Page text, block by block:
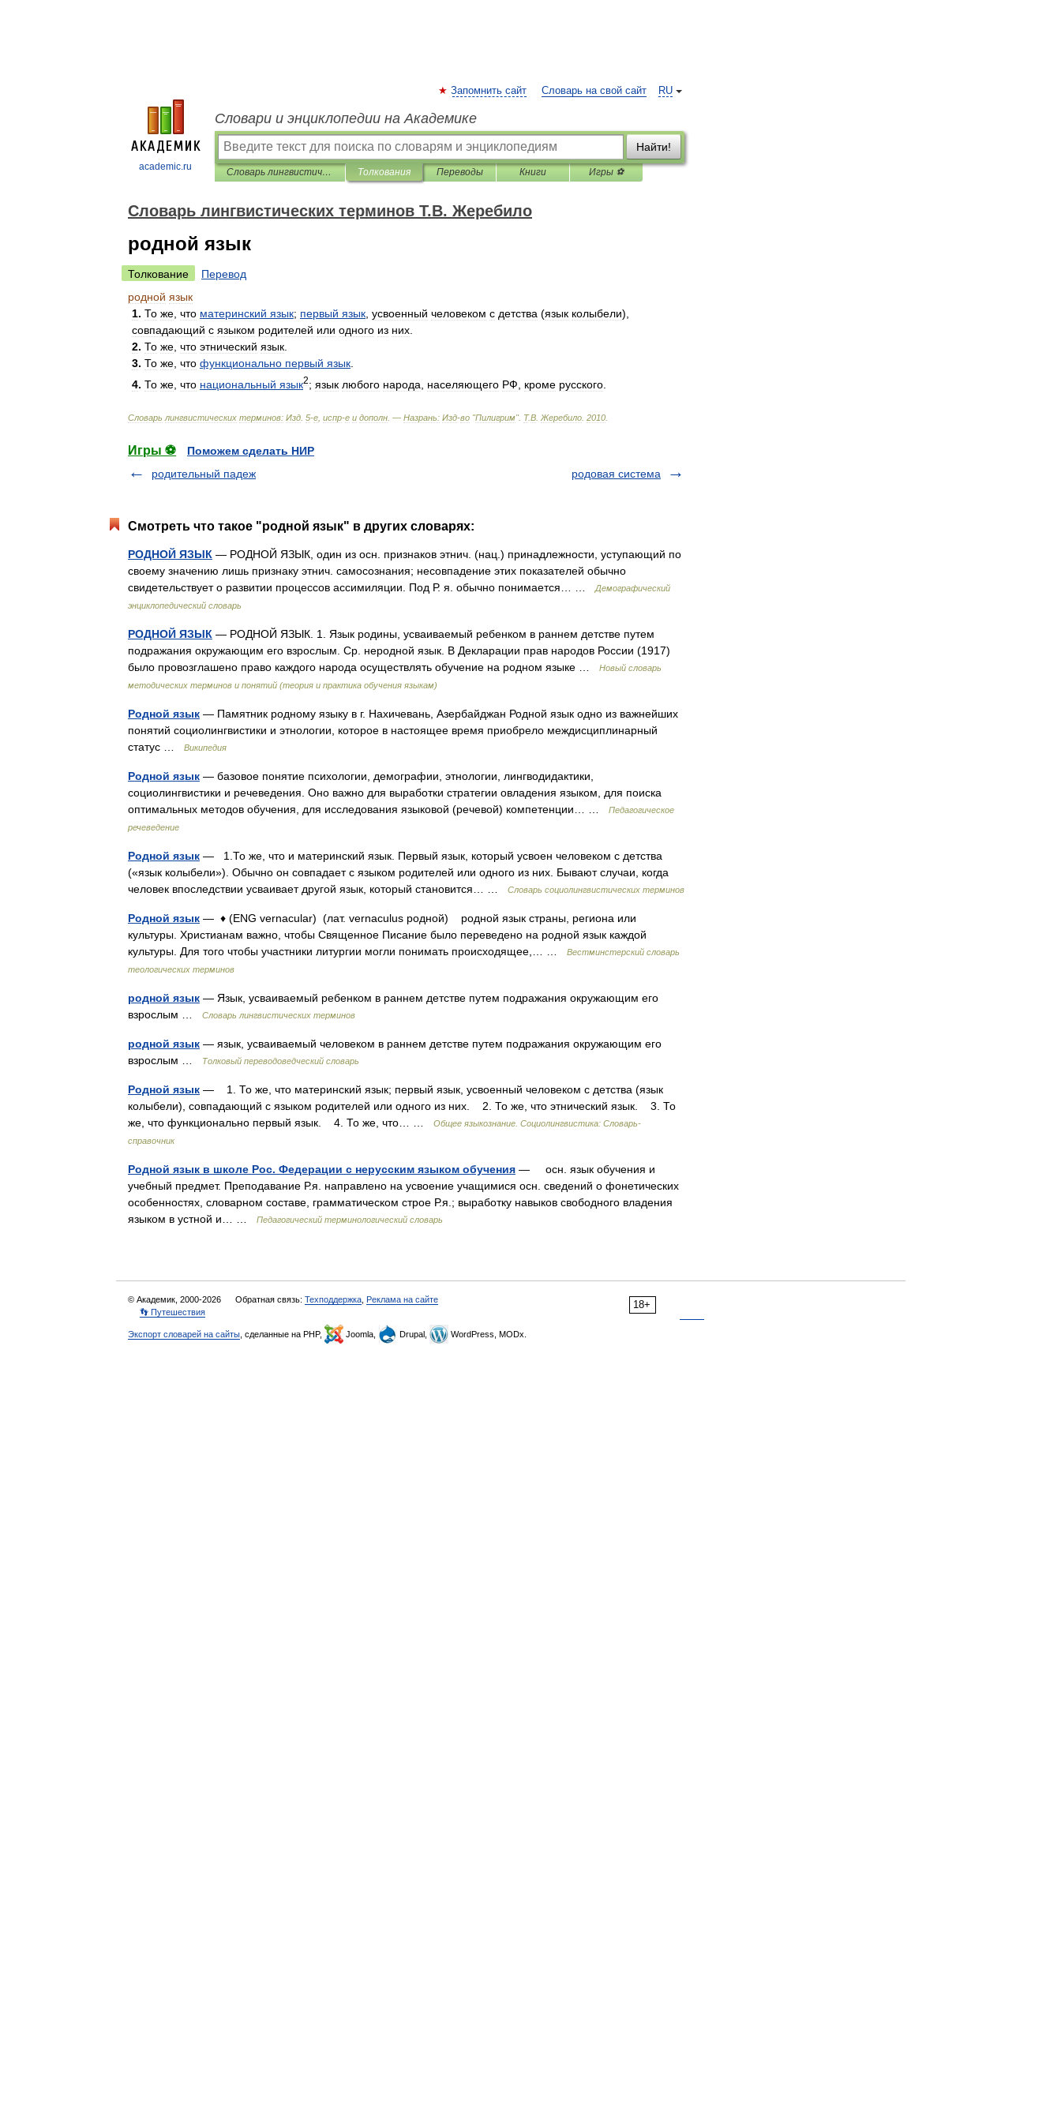
academic.ru
RU
Запомнить сайт Словарь на свой сайт
Словари и энциклопедии на Академике
Найти!
Словарь лингвистических терминов Т.В. Жеребило Толкования Переводы Книги Игры ⚽
Словарь лингвистических терминов Т.В. Жеребило
родной язык
Толкование
Перевод
родной язык
1. То же что материнский язык; первый язык усвоенный человеком с детства (язык колыбели),
совпадающий с языком родителей или одного из них
2. То же что этнический язык
3. То же что функционально первый язык
4. То же что национальный язык2; язык любого народа населяющего РФ кроме русского
Словарь лингвистических терминов: Изд 5-е испр-е и дополн . — Назрань: Изд-во "Пилигрим". Т.В Жеребило 2010
Игры ⚽
Поможем сделать НИР
родительный падеж
родовая система
Смотреть что такое "родной язык" в других словарях:
РОДНОЙ ЯЗЫК — РОДНОЙ ЯЗЫК, один из осн. признаков этнич. (нац.) принадлежности, уступающий по
своему значению лишь признаку этнич. самосознания; несовпадение этих показателей обычно
свидетельствует о развитии процессов ассимиляции. Под Р. я. обычно понимается… …
Демографический
энциклопедический словарь
РОДНОЙ ЯЗЫК — РОДНОЙ ЯЗЫК. 1. Язык родины, усваиваемый ребенком в раннем детстве путем
подражания окружающим его взрослым. Ср. неродной язык. В Декларации прав народов России (1917)
было провозглашено право каждого народа осуществлять обучение на родном языке …
Новый словарь
методических терминов и понятий (теория и практика обучения языкам)
Родной язык — Памятник родному языку в г. Нахичевань, Азербайджан Родной язык одно из важнейших
понятий социолингвистики и этнологии, которое в настоящее время приобрело междисциплинарный
статус …
Википедия
Родной язык — базовое понятие психологии, демографии, этнологии, лингводидактики,
социолингвистики и речеведения. Оно важно для выработки стратегии овладения языком, для поиска
оптимальных методов обучения, для исследования языковой (речевой) компетенции… …
Педагогическое
речеведение
Родной язык — 1.То же, что и материнский язык. Первый язык, который усвоен человеком с детства
(«язык колыбели»). Обычно он совпадает с языком родителей или одного из них. Бывают случаи, когда
человек впоследствии усваивает другой язык, который становится… …
Словарь социолингвистических терминов
Родной язык — ♦ (ENG vernacular) (лат. vernaculus родной) родной язык страны, региона или
культуры. Христианам важно, чтобы Священное Писание было переведено на родной язык каждой
культуры. Для того чтобы участники литургии могли понимать происходящее,… …
Вестминстерский словарь
теологических терминов
родной язык — Язык, усваиваемый ребенком в раннем детстве путем подражания окружающим его
взрослым …
Словарь лингвистических терминов
родной язык — язык, усваиваемый человеком в раннем детстве путем подражания окружающим его
взрослым …
Толковый переводоведческий словарь
Родной язык — 1. То же, что материнский язык; первый язык, усвоенный человеком с детства (язык
колыбели), совпадающий с языком родителей или одного из них. 2. То же, что этнический язык. 3. То
же, что функционально первый язык. 4. То же, что… …
Общее языкознание. Социолингвистика: Словарь-
справочник
Родной язык в школе Рос. Федерации с нерусским языком обучения — осн. язык обучения и
учебный предмет. Преподавание Р.я. направлено на усвоение учащимися осн. сведений о фонетических
особенностях, словарном составе, грамматическом строе Р.я.; выработку навыков свободного владения
языком в устной и… …
Педагогический терминологический словарь
18+
© Академик, 2000-2026 Обратная связь: Техподдержка Реклама на сайте
👣 Путешествия
Экспорт словарей на сайты , сделанные на PHP, Joomla, Drupal, WordPress, MODx.